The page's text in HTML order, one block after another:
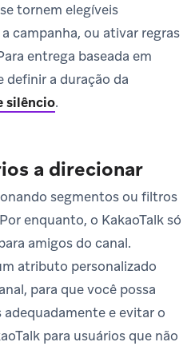
tornem elegíveis
campanha, ou ativar regras
entrega baseada em
definir a duração da
silêncio.
a direcionar
segmentos ou filtros
enquanto, o KakaoTalk só
amigos do canal.
atributo personalizado
para que você possa
e evitar o
para usuários que não